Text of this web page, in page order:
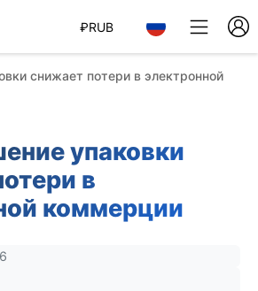
₽RUB
снижает потери в электронной
упаковки
в
коммерции